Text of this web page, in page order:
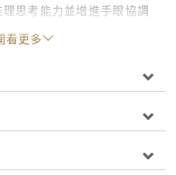
思考能力並增進手眼協調
增加觀察力，培養耐心與
看更多